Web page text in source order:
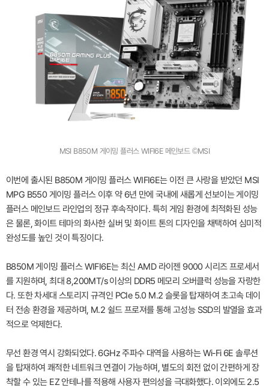
MSI B850M 게이밍 플러스 WIFI6E 메인보드 ©MSI
이번에 출시된 B850M 게이밍 플러스 WIFI6E는 이전 큰 사랑을 받았던 MSI
MPG B550 게이밍 플러스 이후 약 6년 만에 국내에 새롭게 선보이는 게이밍
플러스 메인보드 라인업의 정규 후속작이다. 특히 게임 환경에 최적화된 성능
은 물론, 화이트 테마의 화사한 실버 및 화이트 톤의 디자인을 채택하여 심미적
완성도를 높인 것이 특징이다.
B850M 게이밍 플러스 WIFI6E는 최신 AMD 라이젠 9000 시리즈 프로세서
를 지원하며, 최대 8,200MT/s 이상의 DDR5 메모리 오버클럭 성능을 자랑한
다. 또한 차세대 스토리지 규격인 PCIe 5.0 M.2 슬롯을 탑재하여 초고속 데이
터 전송 환경을 제공하며, M.2 쉴드 프로져를 통해 고성능 SSD의 발열을 효과
적으로 억제한다.
무선 환경 역시 강화되었다. 6GHz 주파수 대역을 사용하는 Wi-Fi 6E 솔루션
을 탑재하여 쾌적한 네트워크 연결이 가능하며, 별도의 회전 없이 간편하게 장
착할 수 있는 EZ 안테나를 적용해 사용자 편의성을 극대화했다. 이외에도 2.5